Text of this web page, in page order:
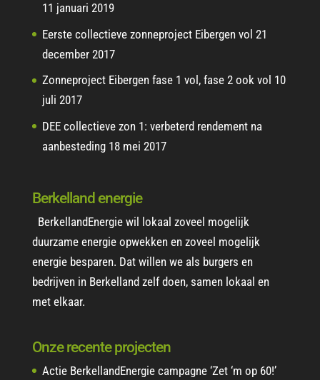
11 januari 2019
Eerste collectieve zonneproject Eibergen vol 21
december 2017
Zonneproject Eibergen fase 1 vol, fase 2 ook vol 10
juli 2017
DEE collectieve zon 1: verbeterd rendement na
aanbesteding 18 mei 2017
Berkelland energie
BerkellandEnergie wil lokaal zoveel mogelijk
duurzame energie opwekken en zoveel mogelijk
energie besparen. Dat willen we als burgers en
bedrijven in Berkelland zelf doen, samen lokaal en
met elkaar.
Onze recente projecten
Actie BerkellandEnergie campagne ‘Zet ‘m op 60!’